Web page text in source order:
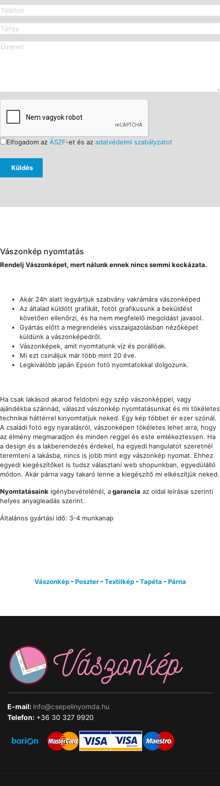
Elfogadom az ÁSZF-et és az adatvédelmi szabályzatot
Küldés
Vászonkép nyomtatás
Rendelj Vászonképet, mert nálunk ennek nincs semmi kockázata.
Akár 24h alatt legyártjuk szabvány vakrámára vászonképed
Az általad küldött grafikát, fotót grafikusunk a beküldést
követően ellenőrzi, és ha nem megfelelő megoldást javasol.
Gyártás előtt a megrendelés visszaigazolásban nézőképet
küldünk a vászonképedről.
Vászonképek, amit nyomtatunk víz és porállóak.
Mi ezt csináljuk már több mint 20 éve.
Legkiválóbb japán Epson fotó nyomtatokkal dolgozunk.
Ha csak lakásod akarod feldobni egy szép vászonképpel, vagy
ajándékba szánnád, válaszd vászonkép nyomtatásunkat és mi tökéletes
technikai háttérrel kinyomtatjuk neked. Egy kép többet ér ezer szónál.
A családi fotó egy nyaralásról, vászonképen tökéletes lehet arra, hogy
az élmény megmaradjon és minden reggel és este emlékeztessen. Ha
a design és a lakberendezés érdekel, ha egyedi hangulatot szeretnél
teremteni a lakásba, nincs is jobb mint egy vászonkép nyomat. Ehhez
egyedi kiegészítőket is tudsz választani web shopunkban, egyedülálló
módon. Akár párna vagy takaró lenne a kiegészítő mi elkészítjük neked.
Nyomtatásaink igénybevételénél, agarancia az oldal leírásai szerinti
helyes anyagleadás szerint.
Általános gyártási idő: 3-4 munkanap
Vászonkép-Poszter-Textilkép-Tapéta -Párna
E-mail: info@csepelinyomda.hu
Telefon: +36 30 327 9920